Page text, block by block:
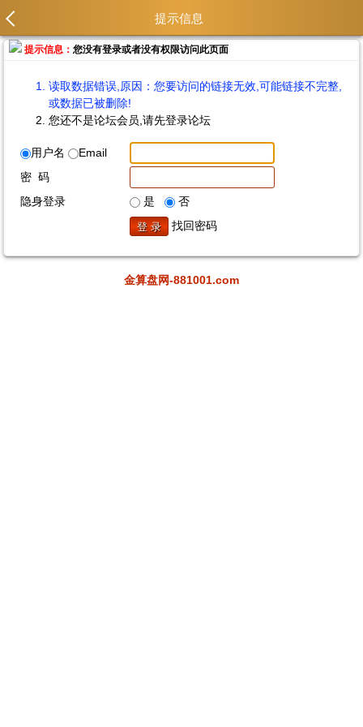
提示信息
提示信息：您没有登录或者没有权限访问此页面
读取数据错误,原因：您要访问的链接无效,可能链接不完整,
或数据已被删除!
您还不是论坛会员,请先登录论坛
用户名
Email
密 码
隐身登录
是
否
找回密码
金算盘网-881001.com